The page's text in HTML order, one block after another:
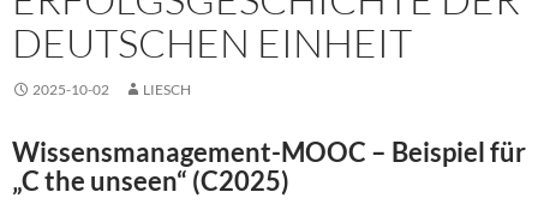
DEUTSCHEN EINHEIT
2025-10-02 LIESCH
Wissensmanagement-MOOC – Beispiel für
„C the unseen“ (C2025)